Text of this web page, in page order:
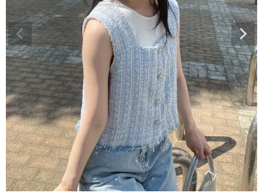
SALE
OUTLET
RANKING
RE STOCK
COMING SOON
TOPICS
JOURNAL
INFORMATION